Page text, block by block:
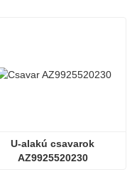
U-alakú csavarok
AZ9925520230